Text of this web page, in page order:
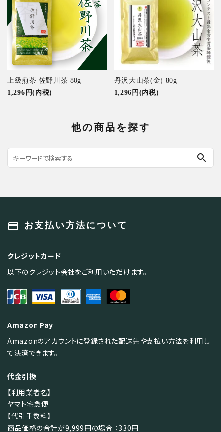
上級煎茶 佐野川茶 80g
1,296円(内税)
丹沢大山茶(金) 80g
1,296円(内税)
他の商品を探す
search
payment お支払い方法について
クレジットカード
以下のクレジット会社をご利用いただけます。
Amazon Pay
Amazonのアカウントに登録された配送先や支払い方法を利用し
て決済できます。
代金引換
【利用業者名】
ヤマト宅急便
【代引手数料】
商品価格の合計が9,999円の場合 ：330円